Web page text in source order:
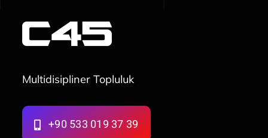
Multidisipliner Topluluk
+90 533 019 37 39